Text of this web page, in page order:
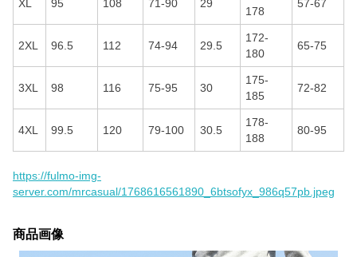
XL 95 108 71-90 29
178
57-67
2XL 96.5 112 74-94 29.5
172-
180
65-75
3XL 98 116 75-95 30
175-
185
72-82
4XL 99.5 120 79-100 30.5
178-
188
80-95
https://fulmo-img-
server.com/mrcasual/1768616561890_6btsofyx_986q57pb.jpeg
商品画像